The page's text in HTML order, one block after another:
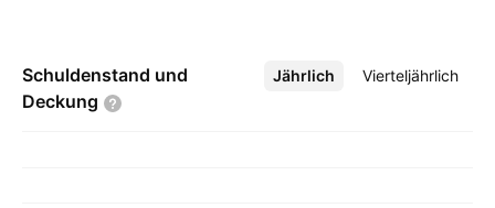
Schuldenstand und
Deckung
Jährlich Vierteljährlich
Mehr